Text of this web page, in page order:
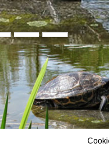
nome
‘durata
vostro
In